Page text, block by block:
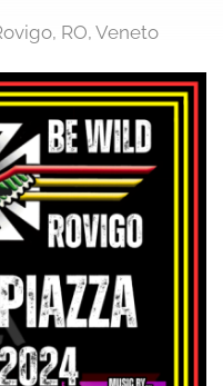
RO, Veneto